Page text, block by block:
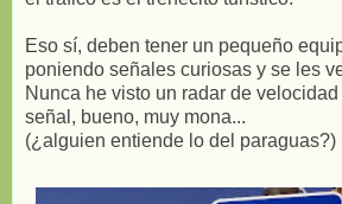
Eso sí, deben tener un pequeño
poniendo señales curiosas y se les
Nunca he visto un radar de
señal, bueno, muy mona...
(¿alguien entiende lo del paraguas?)